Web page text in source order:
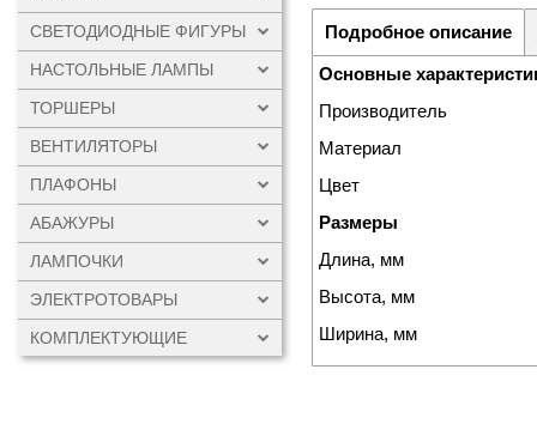
СВЕТОДИОДНЫЕ ФИГУРЫ
НАСТОЛЬНЫЕ ЛАМПЫ
ТОРШЕРЫ
ВЕНТИЛЯТОРЫ
ПЛАФОНЫ
АБАЖУРЫ
ЛАМПОЧКИ
ЭЛЕКТРОТОВАРЫ
КОМПЛЕКТУЮЩИЕ
Подробное описание
Основные
Производитель
Материал
Цвет
Размеры
Длина, мм
Высота, мм
Ширина, мм